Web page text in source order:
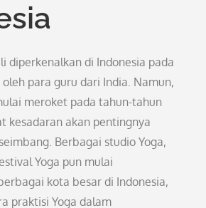
diperkenalkan di Indonesia pada
para guru dari India. Namun,
meroket pada tahun-tahun
kesadaran akan pentingnya
Berbagai studio Yoga,
Yoga pun mulai
kota besar di Indonesia,
praktisi Yoga dalam